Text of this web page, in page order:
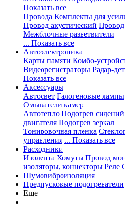
Показать все
Провода Комплекты для
Провод акустический
Межблочные разветвители
... Показать все
Автоэлектроника
Карты памяти Комбо-
Видеорегистраторы Радар-
Показать все
Аксессуары
Автосвет Галогеновые лампы
Омыватели камер
Автотепло Подогрев сидений
двигателя Подогрев зеркал
Тонировочная пленка
управления ... Показать все
Расходники
Изолента Хомуты Провод
изоляторы, коннекторы Реле
Шумовиброизоляция
Предпусковые подогреватели
Еще